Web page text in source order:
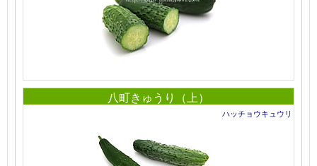
八町きゅうり（上）
ハッチョウキュウリ